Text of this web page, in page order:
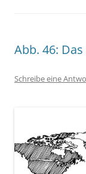
Abb. 46:
Schreibe eine